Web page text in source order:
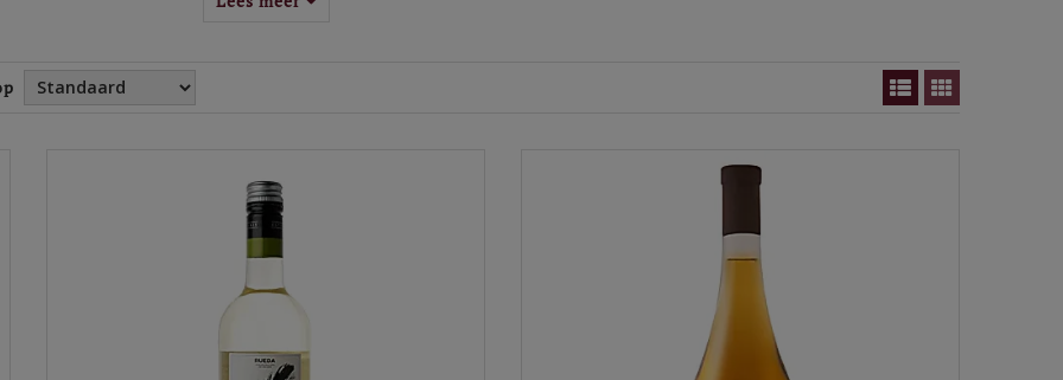
van de witte wijnen is het resultaat van innovatie. Zoals mechanisch oogsten in de nacht, voor
de Spaanse Burgeroorlog uitbreekt, besluiten wijnmaakfamilies in het dorpje La Seca een coöperatie te
ze hun krachten om samen sterker te staan. Dit vormt de start van Bodega Cooperativa de La Seca die zich
haar eerste eigen merk: Fino 61. Een traditionele solerawijn, zoals in die tijd in Valladolid heel
met César Prieto aan het roer. Hij werkt er 37 jaar en staat aan de basis van de Consejo Regulador van
is. Het is wijnmaker Ángel Calleja die in 1975 als jongeman technisch directeur wordt en de kwaliteit een
wordt Amador Diez voorzitter van de coöperatie, hij legt de focus op de waarde van de DO Rueda en de